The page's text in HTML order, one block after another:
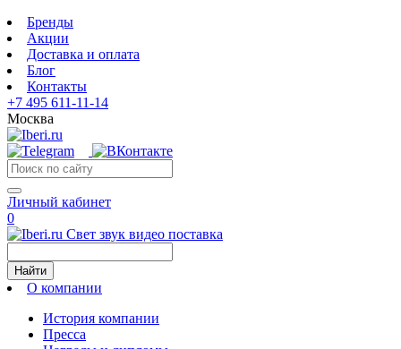
Бренды
Акции
Доставка и оплата
Блог
Контакты
+7 495 611-11-14
Москва
Личный кабинет
0
Свет звук видео поставка
Найти
О компании
История компании
Пресса